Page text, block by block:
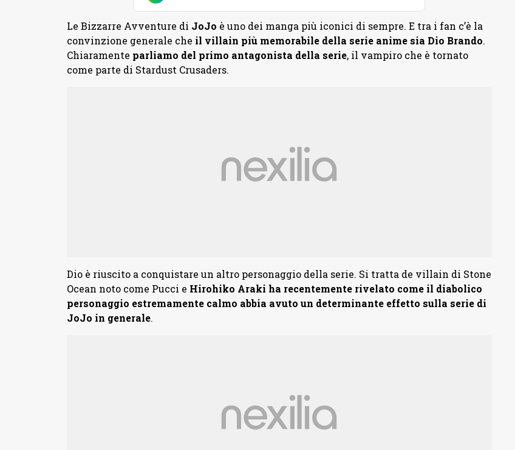
Le Bizzarre Avventure di JoJo è uno dei manga più iconici di sempre. E tra i fan c’è la
convinzione generale che il villain più memorabile della serie anime sia Dio Brando.
Chiaramente parliamo del primo antagonista della serie, il vampiro che è tornato
come parte di Stardust Crusaders.
Dio è riuscito a conquistare un altro personaggio della serie. Si tratta de villain di Stone
Ocean noto come Pucci e Hirohiko Araki ha recentemente rivelato come il diabolico
personaggio estremamente calmo abbia avuto un determinante effetto sulla serie di
JoJo in generale.